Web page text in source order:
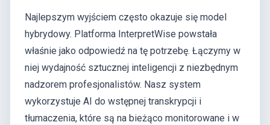
Najlepszym wyjściem często okazuje się model
hybrydowy. Platforma InterpretWise powstała
właśnie jako odpowiedź na tę potrzebę. Łączymy w
niej wydajność sztucznej inteligencji z niezbędnym
nadzorem profesjonalistów. Nasz system
wykorzystuje AI do wstępnej transkrypcji i
tłumaczenia, które są na bieżąco monitorowane i w